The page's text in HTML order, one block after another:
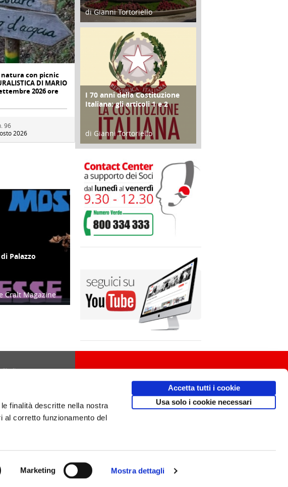
finalità descritte nella nostra
al corretto funzionamento del
Marketing Mostra dettagli
Accetta tutti i cookie
Usa solo i cookie necessari
con picnic
DI MARIO
2026 ore
96
2026
Palazzo
Cralt Magazine
di Gianni Tortoriello
16 Febbraio 2018
FOCUS
I 70 anni della Costituzione
Italiana: gli articoli 1 e 2
di Gianni Tortoriello
17 Marzo 2018
Design communication.it/ Mobile friendly